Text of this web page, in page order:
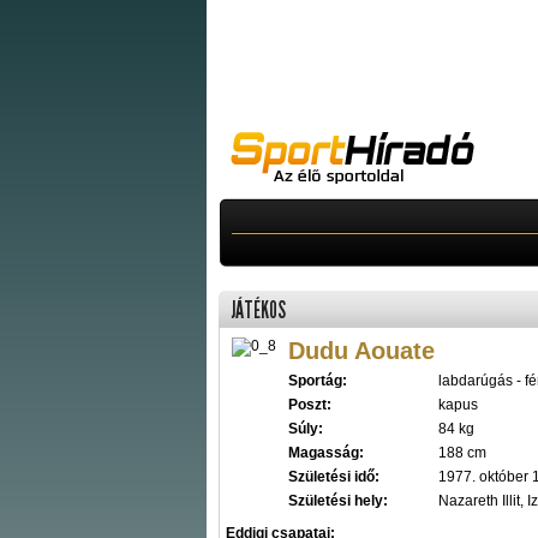
JÁTÉKOS
Dudu Aouate
Sportág:
labdarúgás -
Poszt:
kapus
Súly:
84 kg
Magasság:
188 cm
Születési idő:
1977. október
Születési hely:
Nazareth Illit,
Eddigi csapatai: